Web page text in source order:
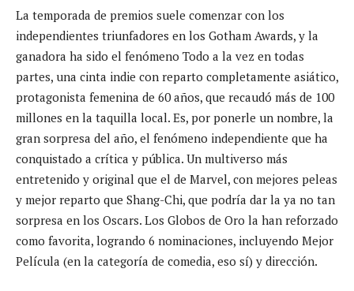
La temporada de premios suele comenzar con los
independientes triunfadores en los Gotham Awards, y la
ganadora ha sido el fenómeno Todo a la vez en todas
partes, una cinta indie con reparto completamente asiático,
protagonista femenina de 60 años, que recaudó más de 100
millones en la taquilla local. Es, por ponerle un nombre, la
gran sorpresa del año, el fenómeno independiente que ha
conquistado a crítica y pública. Un multiverso más
entretenido y original que el de Marvel, con mejores peleas
y mejor reparto que Shang-Chi, que podría dar la ya no tan
sorpresa en los Oscars. Los Globos de Oro la han reforzado
como favorita, logrando 6 nominaciones, incluyendo Mejor
Película (en la categoría de comedia, eso sí) y dirección.